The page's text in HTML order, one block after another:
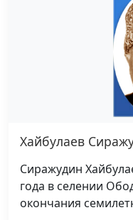
Хайбулаев
Сиражудин
года в селении
окончания